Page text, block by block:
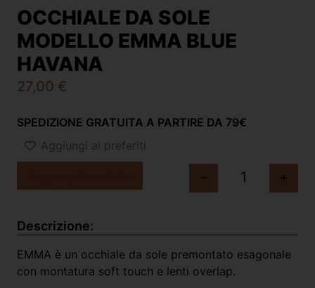
OCCHIALE DA SOLE
MODELLO EMMA BLUE
HAVANA
27,00 €
SPEDIZIONE GRATUITA A PARTIRE DA 79€
Aggiungi ai preferiti
- +
Descrizione:
EMMA è un occhiale da sole premontato esagonale
con montatura soft touch e lenti overlap.